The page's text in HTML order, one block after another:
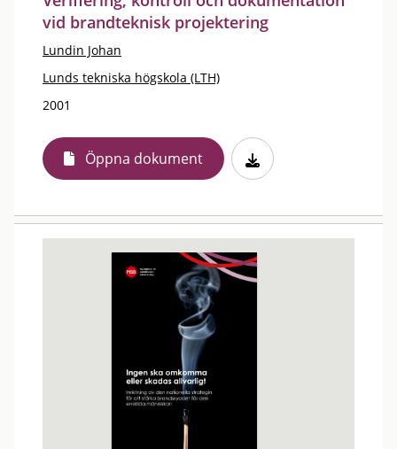
vid brandteknisk projektering
Lundin Johan
Lunds tekniska högskola (LTH)
2001
Öppna dokument